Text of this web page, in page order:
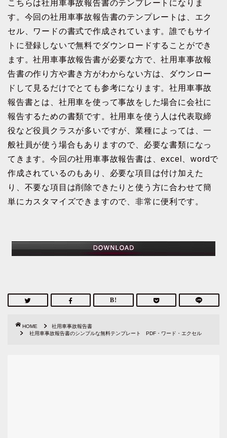
こちらは社用車事故報告書のテンプレートになりま
す。今回の社用車事故報告書のテンプレートは、エク
セル、ワードの書式で作成されています。誰でもサイ
トに登録しないで無料でダウンロードすることができ
ます。社用車事故報告書が必要な方で、社用車事故報
告書の作り方や書き方がわからない方は、ダウンロー
ドして見るだけでとても参考になります。社用車事故
報告書とは、社用車を使って事故をした場合に会社に
報告するための書類です。社用車を使う人は代表取締
役など役員クラスが多いですが、業種によっては、一
般社員が使う場合もありますので、必要な書類になっ
てきます。今回の社用車事故報告書は、excel、wordで
作成されているのもあり、必要な項目は付け加えた
り、不要な項目は削除できたりと使う方に合わせて簡
単にカスタマイズできますので、非常に便利です。
HOME
社用車事故報告書
社用車事故報告書のシンプルな無料テンプレート PDF・ワード・エクセル